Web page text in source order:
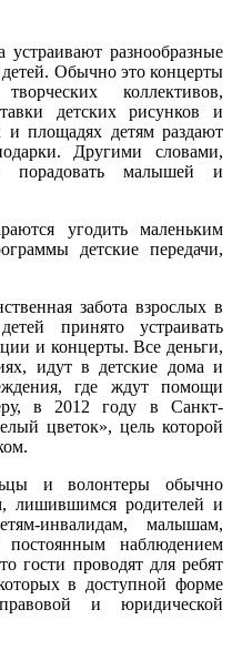
разнообразные
Обычно это концерты
коллективов,
детских рисунков и
площадях детям раздают
Другими словами,
порадовать малышей и
угодить маленьким
детские передачи,
забота взрослых в
принято устраивать
и концерты. Все деньги,
идут в детские дома и
где ждут помощи
в 2012 году в Санкт-
цветок», цель которой
и волонтеры обычно
лишившимся родителей и
инвалидам, малышам,
наблюдением
гости проводят для ребят
в доступной форме
и юридической